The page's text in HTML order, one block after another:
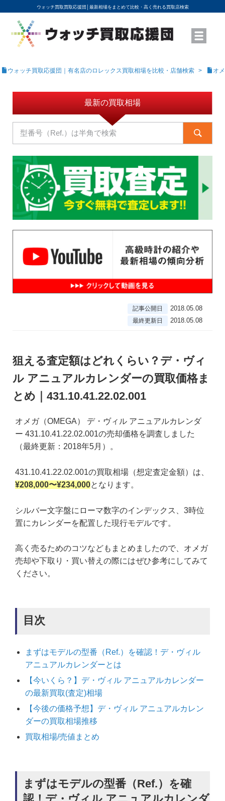
ウォッチ買取買取応援団│ 最新相場をまとめて比較・高く売れる買取店検索
YouTubeで動画を公開中
ROLEXモデル名から買取相場を調べる
高級時計ブランド名から買取相場を調べる
地域から買取店を探す
店舗名から買取店を探す
ブランド時計を高く売る方法
買取査定を依頼する
ウォッチ買取応援団｜有名店のロレックス買取相場を比較・店舗検索 オ
最新の買取相場
記事公開日 2018.05.08
最終更新日 2018.05.08
狙える査定額はどれくらい？デ・ヴィ
ル アニュアルカレンダーの買取価格ま
とめ｜431.10.41.22.02.001
オメガ（OMEGA） デ・ヴィル アニュアルカレンダ
ー 431.10.41.22.02.001の売却価格を調査しました
（最終更新：2018年5月）。
431.10.41.22.02.001の買取相場（想定査定金額）は、
¥208,000〜¥234,000となります。
シルバー文字盤にローマ数字のインデックス、3時位
置にカレンダーを配置した現行モデルです。
高く売るためのコツなどもまとめましたので、オメガ
売却や下取り・買い替えの際にはぜひ参考にしてみて
ください。
目次
まずはモデルの型番（Ref.）を確認！デ・ヴィル
アニュアルカレンダーとは
【今いくら？】デ・ヴィル アニュアルカレンダー
の最新買取(査定)相場
【今後の価格予想】デ・ヴィル アニュアルカレン
ダーの買取相場推移
買取相場/売値まとめ
まずはモデルの型番（Ref.）を確